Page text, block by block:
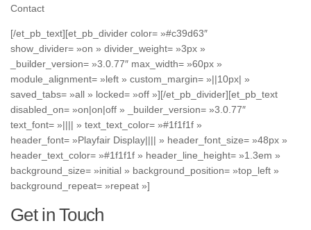
Contact
[/et_pb_text][et_pb_divider color= »#c39d63″
show_divider= »on » divider_weight= »3px »
_builder_version= »3.0.77″ max_width= »60px »
module_alignment= »left » custom_margin= »||10px| »
saved_tabs= »all » locked= »off »][/et_pb_divider][et_pb_text
disabled_on= »on|on|off » _builder_version= »3.0.77″
text_font= »|||| » text_text_color= »#1f1f1f »
header_font= »Playfair Display|||| » header_font_size= »48px »
header_text_color= »#1f1f1f » header_line_height= »1.3em »
background_size= »initial » background_position= »top_left »
background_repeat= »repeat »]
Get in Touch